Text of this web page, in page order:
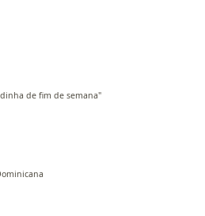
de fim de semana"